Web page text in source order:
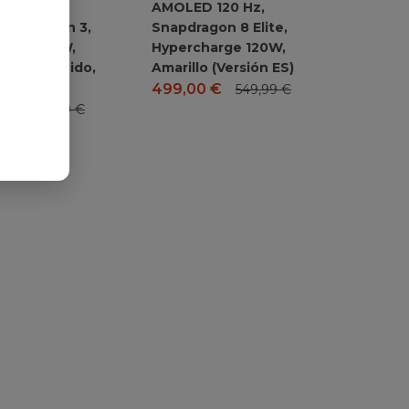
8 Gen 3,
90W,
no Incluido,
439,99€
AMOLED 120 Hz,
Snapdragon 8 Elite,
Hypercharge 120W,
Amarillo (Versión ES)
499,00 € 549,99€